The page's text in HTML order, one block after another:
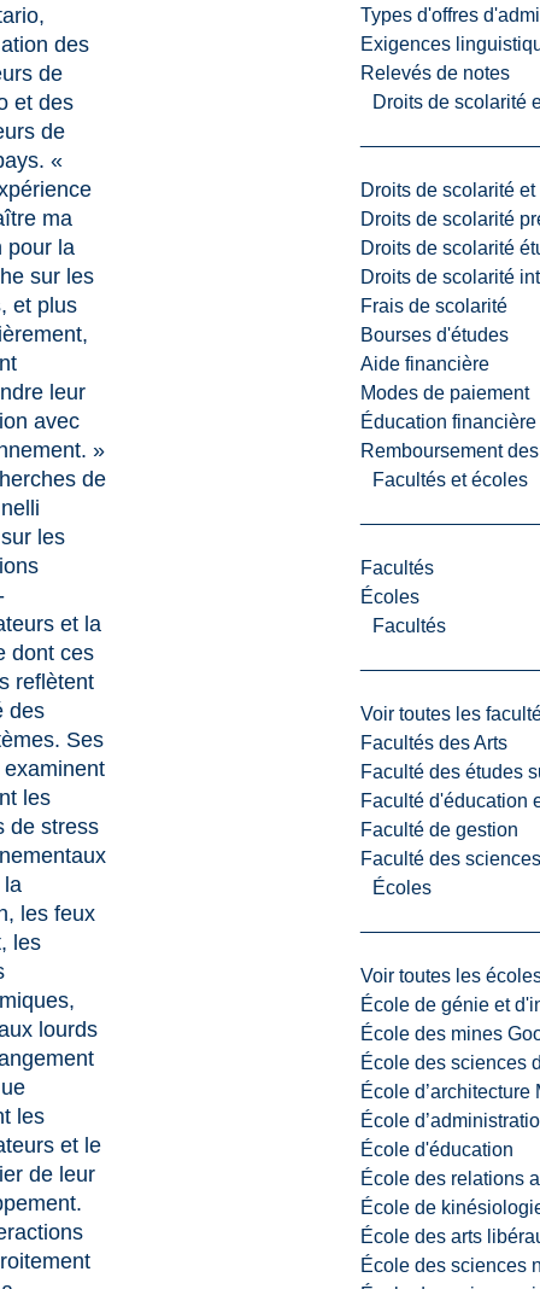
Types d'offres
Exigences
Relevés de notes
Droits de scolarité
Droits de scolarité
Droits de scolarité
Droits de scolarité
Droits de scolarité
Frais de scolarité
Bourses d'études
Aide financière
Modes de paiement
Éducation financière
Remboursement
Facultés et écoles
Facultés
Écoles
Facultés
Voir toutes les
Facultés des Arts
Faculté des études
Faculté d'éducation
Faculté de gestion
Faculté des
Écoles
Voir toutes les
École de génie et
École des mines
École des sciences
École d’architecture
École
École d'éducation
École des relations
École de
École des arts
École des sciences
des
de
et des
de
«
ma
pour la
sur les
et plus
leur
avec
»
de
les
et la
dont ces
reflètent
des
Ses
les
de stress
la
les feux
les
lourds
les
et le
de leur